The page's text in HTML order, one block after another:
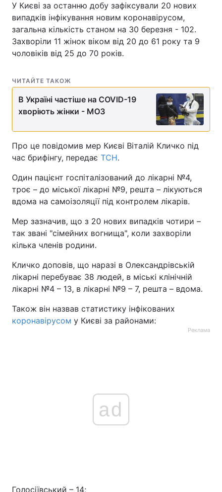
У Києві за останню добу зафіксували 20 нових
випадків інфікування новим коронавірусом,
загальна кількість станом на 30 березня - 102.
Захворіли 11 жінок віком від 20 до 61 року та 9
чоловіків від 25 до 70 років.
ЧИТАЙТЕ ТАКОЖ
В Україні частіше на COVID-19
хворіють жінки - МОЗ
Про це повідомив мер Києві Віталій Кличко під
час брифінгу, передає ТСН.
Один пацієнт госпіталізований до лікарні №4,
троє – до міської лікарні №9, решта – лікуються
вдома на самоізоляції під контролем лікарів.
Мер зазначив, що з 20 нових випадків чотири –
так звані "сімейних вогнища", коли захворіли
кілька членів родини.
Кличко доповів, що наразі в Олександрівській
лікарні перебуває 38 людей, в міські клінічній
лікарні №4 – 13, в лікарні №9 – 7, решта – вдома.
Також він назвав статистику інфікованих
коронавірусом у Києві за районами:
Реклама
ad
Голосіївський – 14;